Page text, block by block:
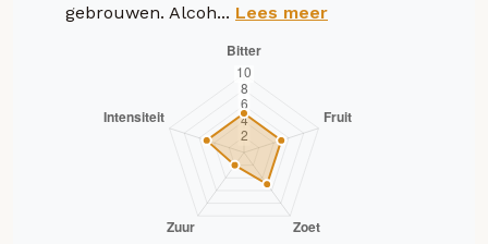
gebrouwen. Alcoh... Lees meer